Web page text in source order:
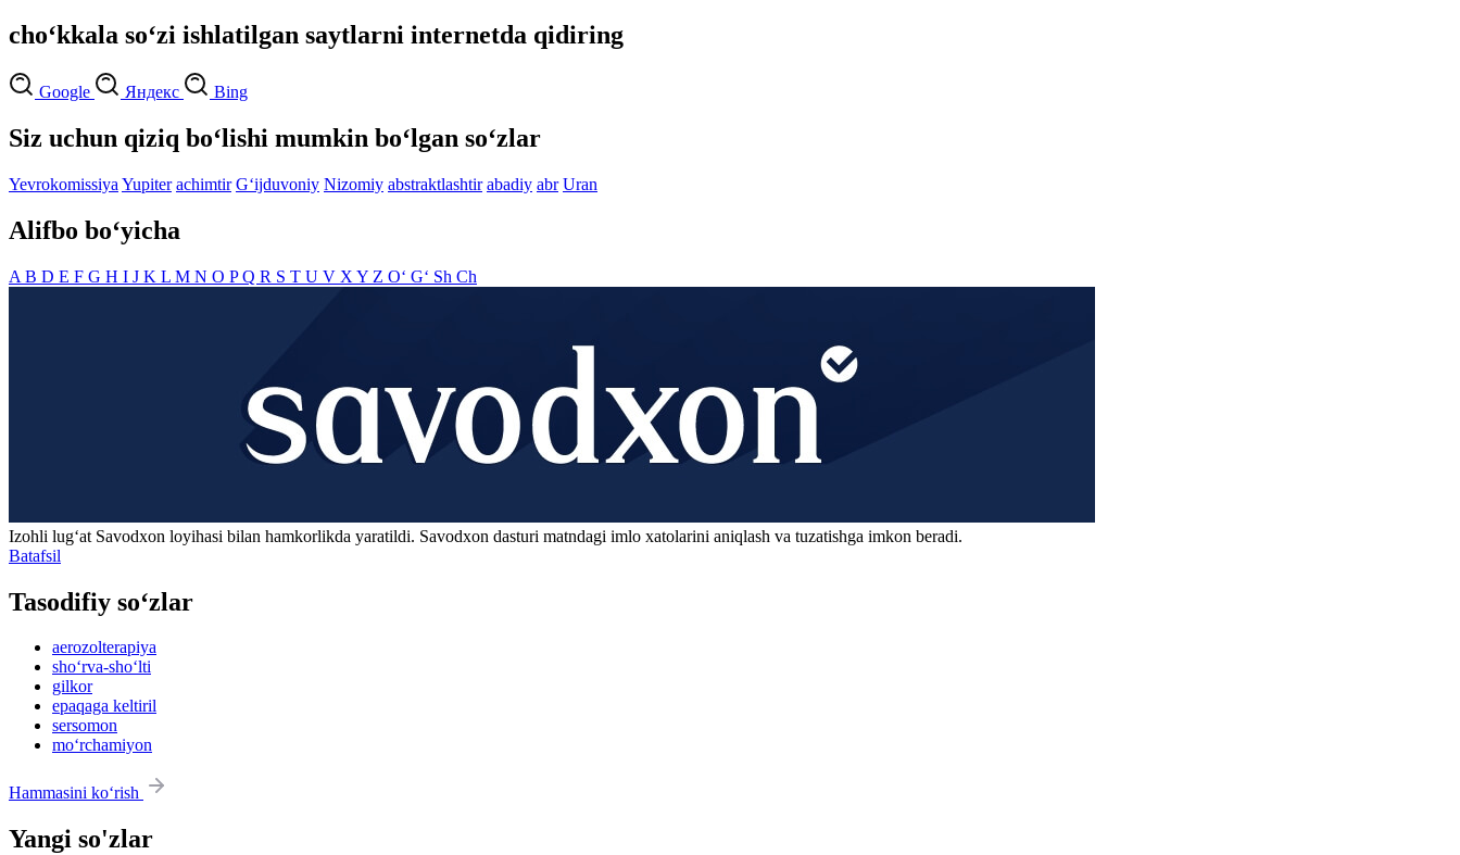
cho‘kkala so‘zi ishlatilgan saytlarni internetda qidiring
Google Яндекс Bing
Siz uchun qiziq bo‘lishi mumkin bo‘lgan so‘zlar
Yevrokomissiya Yupiter achimtir G‘ijduvoniy Nizomiy abstraktlashtir abadiy abr Uran
Alifbo bo‘yicha
A B D E F G H I J K L M N O PQ R S T U V X Y Z O‘ G‘ Sh Ch
Izohli lugʻat Savodxon loyihasi bilan hamkorlikda yaratildi. Savodxon dasturi matndagi imlo xatolarini aniqlash va tuzatishga imkon beradi.
Batafsil
Tasodifiy so‘zlar
aerozolterapiya
sho‘rva-sho‘lti
gilkor
epaqaga keltiril
sersomon
mo‘rchamiyon
Hammasini ko‘rish
Yangi so'zlar